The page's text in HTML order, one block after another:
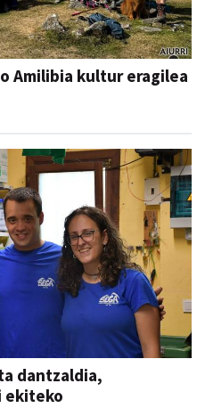
Amilibia kultur eragilea
dantzaldia,
ekiteko